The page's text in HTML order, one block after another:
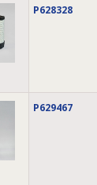
P628328
P629467